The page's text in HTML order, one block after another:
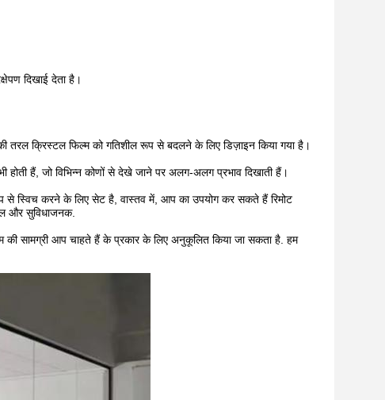
दिखाई देता है।
तरल क्रिस्टल फिल्म को गतिशील रूप से बदलने के लिए डिज़ाइन किया गया है।
होती हैं, जो विभिन्न कोणों से देखे जाने पर अलग-अलग प्रभाव दिखाती हैं।
से स्विच करने के लिए सेट है, वास्तव में, आप का उपयोग कर सकते हैं रिमोट
और सुविधाजनक.
की सामग्री आप चाहते हैं के प्रकार के लिए अनुकूलित किया जा सकता है. हम